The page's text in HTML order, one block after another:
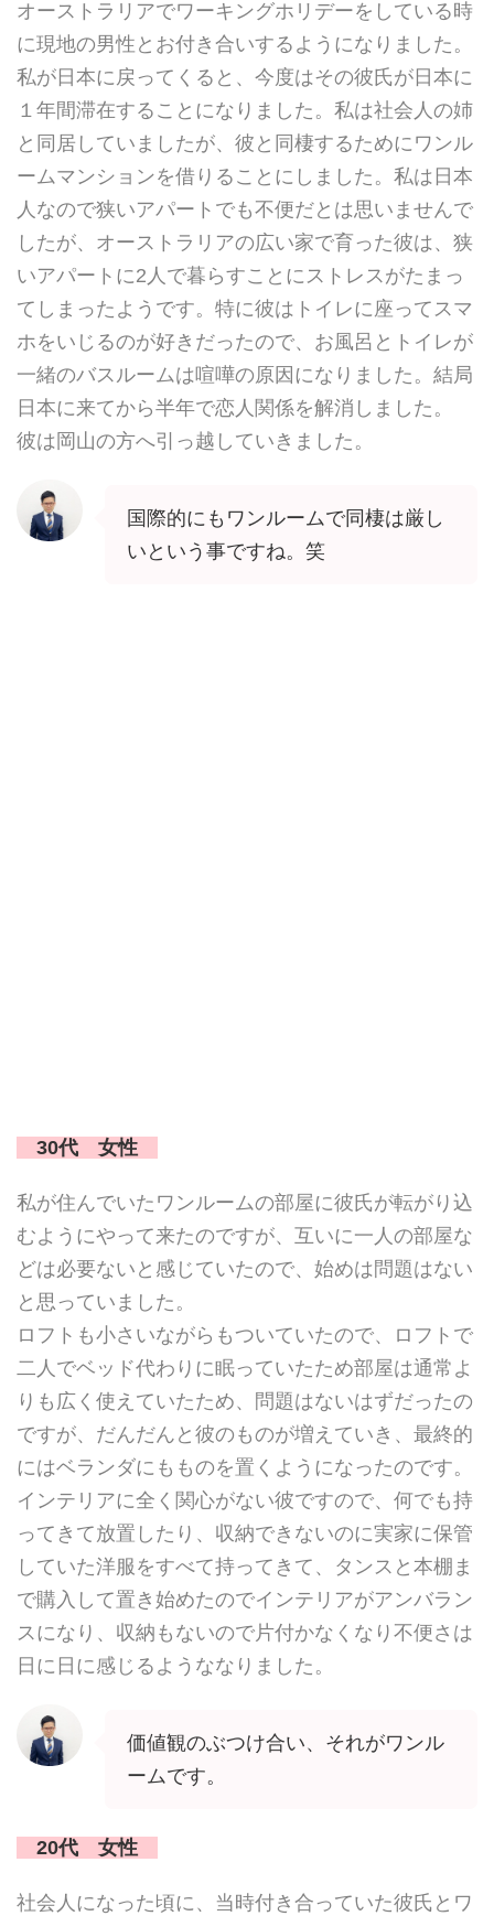
オーストラリアでワーキングホリデーをしている時
に現地の男性とお付き合いするようになりました。
私が日本に戻ってくると、今度はその彼氏が日本に
１年間滞在することになりました。私は社会人の姉
と同居していましたが、彼と同棲するためにワンル
ームマンションを借りることにしました。私は日本
人なので狭いアパートでも不便だとは思いませんで
したが、オーストラリアの広い家で育った彼は、狭
いアパートに2人で暮らすことにストレスがたまっ
てしまったようです。特に彼はトイレに座ってスマ
ホをいじるのが好きだったので、お風呂とトイレが
一緒のバスルームは喧嘩の原因になりました。結局
日本に来てから半年で恋人関係を解消しました。
彼は岡山の方へ引っ越していきました。
国際的にもワンルームで同棲は厳し
いという事ですね。笑
30代 女性
私が住んでいたワンルームの部屋に彼氏が転がり込
むようにやって来たのですが、互いに一人の部屋な
どは必要ないと感じていたので、始めは問題はない
と思っていました。
ロフトも小さいながらもついていたので、ロフトで
二人でベッド代わりに眠っていたため部屋は通常よ
りも広く使えていたため、問題はないはずだったの
ですが、だんだんと彼のものが増えていき、最終的
にはベランダにもものを置くようになったのです。
インテリアに全く関心がない彼ですので、何でも持
ってきて放置したり、収納できないのに実家に保管
していた洋服をすべて持ってきて、タンスと本棚ま
で購入して置き始めたのでインテリアがアンバラン
スになり、収納もないので片付かなくなり不便さは
日に日に感じるようななりました。
価値観のぶつけ合い、それがワンル
ームです。
20代 女性
社会人になった頃に、当時付き合っていた彼氏とワ